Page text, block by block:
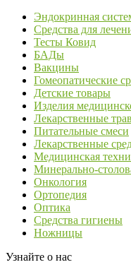
Эндокринная
Средства для
Тесты Ковид
БАДы
Вакцины
Гомеопатические
Детские товары
Изделия
Лекарственные
Питательные смеси
Лекарственные
Медицинская
Минерально-
Онкология
Ортопедия
Оптика
Средства гигиены
Ножницы
Узнайте о нас